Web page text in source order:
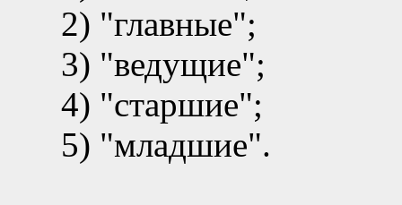
2) "главные";
3) "ведущие";
4) "старшие";
5) "младшие".